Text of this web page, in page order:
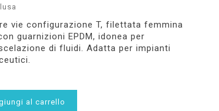
vie configurazione T, filettata femmina
guarnizioni EPDM, idonea per
di fluidi. Adatta per impianti
al carrello